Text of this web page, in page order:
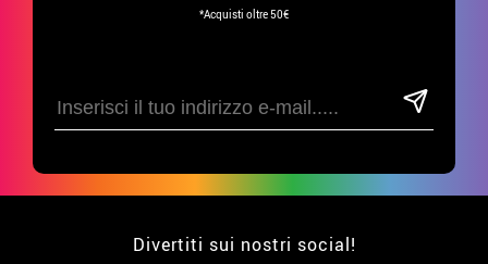
*Acquisti oltre 50€
Divertiti sui nostri social!